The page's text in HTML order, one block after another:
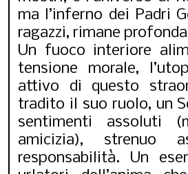
ma l’inferno dei Padri
ragazzi, rimane
Un fuoco interiore
tensione morale,
attivo di questo
tradito il suo ruolo, un
sentimenti assoluti
amicizia), strenuo
responsabilità. Un